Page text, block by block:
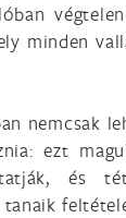
minden
nemcsak
ezt
és